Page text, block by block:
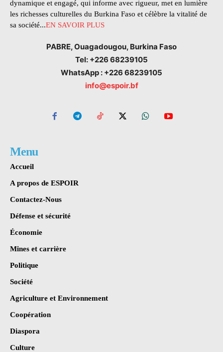
dynamique et engagé, qui informe avec rigueur, met en lumière
les richesses culturelles du Burkina Faso et célèbre la vitalité de
sa société...EN SAVOIR PLUS
PABRE, Ouagadougou, Burkina Faso
Tel: +226 68239105
WhatsApp : +226 68239105
info@espoir.bf
Menu
Accueil
A propos de ESPOIR
Contactez-Nous
Défense et sécurité
Économie
Mines et carrière
Politique
Société
Agriculture et Environnement
Coopération
Diaspora
Culture